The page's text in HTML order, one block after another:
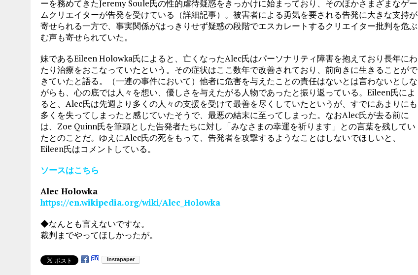
ーを務めてきたJeremy Soule氏の性的虐待疑惑をきっかけに始まっており、そのほかさまざまなゲー
ムクリエイターが告発を受けている（詳細記事）。被害者による勇気を要される告発に大きな支持が
寄せられる一方で、事実関係がはっきりせず疑惑の段階でエスカレートするクリエイター批判を危ぶ
む声も寄せられていた。
妹であるEileen Holowka氏によると、亡くなったAlec氏はパーソナリティ障害を抱えており長年にわ
たり治療をおこなっていたという。その症状はここ数年で改善されており、前向きに生きることがで
きていたと語る。（一連の事件において）他者に危害を与えたことの責任はないとは言わないとしな
がらも、心の底では人々を想い、優しさを与えたがる人物であったと振り返っている。Eileen氏によ
ると、Alec氏は先週より多くの人々の支援を受けて最善を尽くしていたというが、すでにあまりにも
多くを失ってしまったと感じていたそうで、最悪の結末に至ってしまった。なおAlec氏が去る前に
は、Zoe Quinn氏を筆頭とした告発者たちに対し「みなさまの幸運を祈ります」との言葉を残してい
たとのことだ。ゆえにAlec氏の死をもって、告発者を攻撃するようなことはしないでほしいと、
Eileen氏はコメントしている。
ソースはこちら
Alec Holowka
https://en.wikipedia.org/wiki/Alec_Holowka
◆なんとも言えないですな。
裁判までやってほしかったが。